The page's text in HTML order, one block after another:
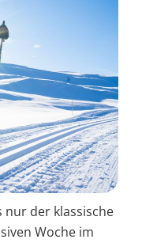
nur der klassische
Woche im